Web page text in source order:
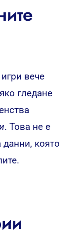
вече
гледане
. Това не е
която